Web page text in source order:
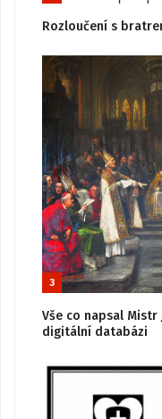
Rozloučení s
3
Vše co napsal Mistr
digitální databázi